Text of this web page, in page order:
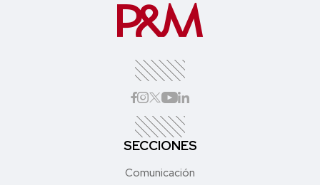
SECCIONES
Comunicación